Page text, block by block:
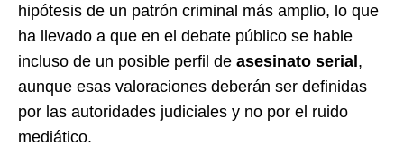
hipótesis de un patrón criminal más amplio, lo que
ha llevado a que en el debate público se hable
incluso de un posible perfil de asesinato serial,
aunque esas valoraciones deberán ser definidas
por las autoridades judiciales y no por el ruido
mediático.